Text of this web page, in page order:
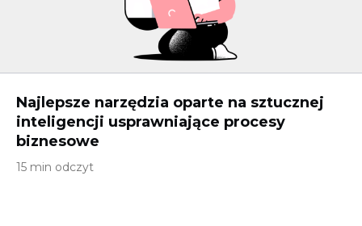
Najlepsze narzędzia oparte na sztucznej
inteligencji usprawniające procesy
biznesowe
15 min odczyt